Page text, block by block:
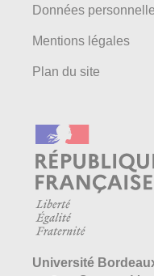
Données
Mentions légales
Plan du site
Université